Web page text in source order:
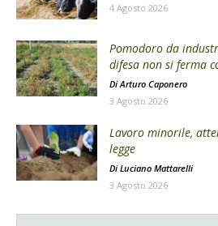
4 Agosto 2026
Pomodoro da
difesa non si ferma
Di Arturo Caponero
3 Agosto 2026
Lavoro minorile,
legge
Di Luciano Mattarelli
3 Agosto 2026